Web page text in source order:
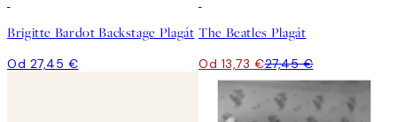
Brigitte Bardot Backstage Plagát
Od 27,45 €
The Beatles Plagát
Od 13,73 €27,45 €